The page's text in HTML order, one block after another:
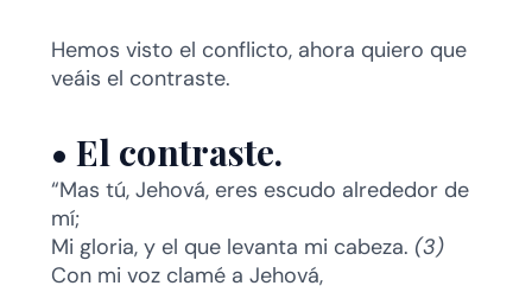
Hemos visto el conflicto, ahora quiero que
veáis el contraste.
• El contraste.
“Mas tú, Jehová, eres escudo alrededor de
mí;
Mi gloria, y el que levanta mi cabeza. (3)
Con mi voz clamé a Jehová,